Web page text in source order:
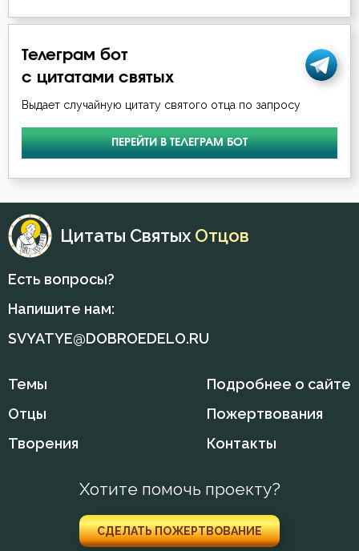
Телеграм бот
с цитатами святых
Выдает случайную цитату святого отца по запросу
ПЕРЕЙТИ В ТЕЛЕГРАМ БОТ
Цитаты Святых Отцов
Есть вопросы?
Напишите нам:
SVYATYE@DOBROEDELO.RU
Темы
Отцы
Творения
Подробнее о сайте
Пожертвования
Контакты
Хотите помочь проекту?
СДЕЛАТЬ ПОЖЕРТВОВАНИЕ